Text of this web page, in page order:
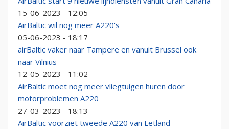
15-06-2023 - 12:05
AirBaltic wil nog meer A220's
05-06-2023 - 18:17
airBaltic vaker naar Tampere en vanuit Brussel ook
naar Vilnius
12-05-2023 - 11:02
AirBaltic moet nog meer vliegtuigen huren door
motorproblemen A220
27-03-2023 - 18:13
AirBaltic voorziet tweede A220 van Letland-